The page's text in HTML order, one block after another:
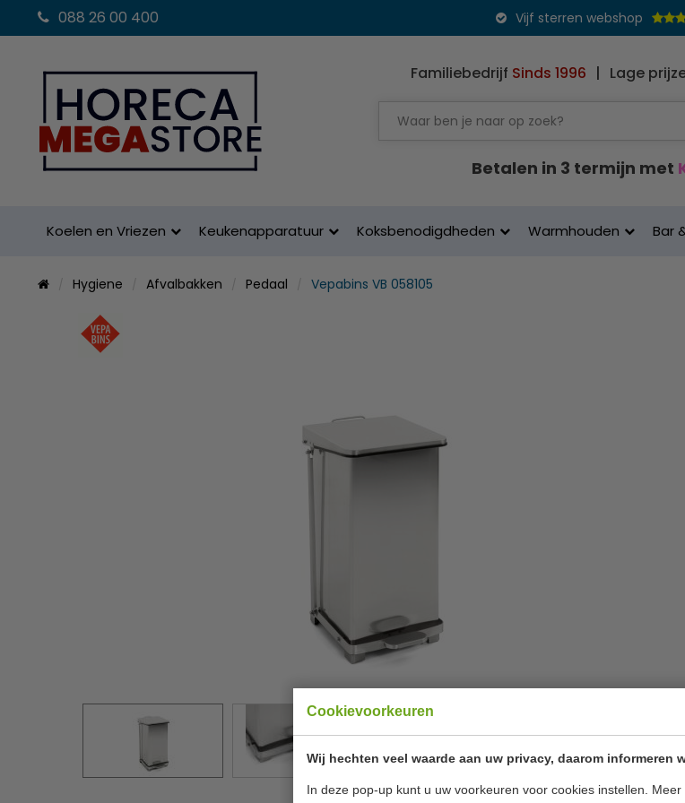
Cookievoorkeuren
Wij hechten veel waarde aan uw privacy, daarom informeren
In deze pop-up kunt u uw voorkeuren voor cookies instellen.
088 26 00 400 Vijf sterren webshop
Familiebedrijf Sinds 1996 | Lage
Betalen in 3 termijn met
Koelen en Vriezen Keukenapparatuur Koksbenodigdheden Warmhouden Bar
Hygiene Afvalbakken Pedaal Vepabins VB 058105